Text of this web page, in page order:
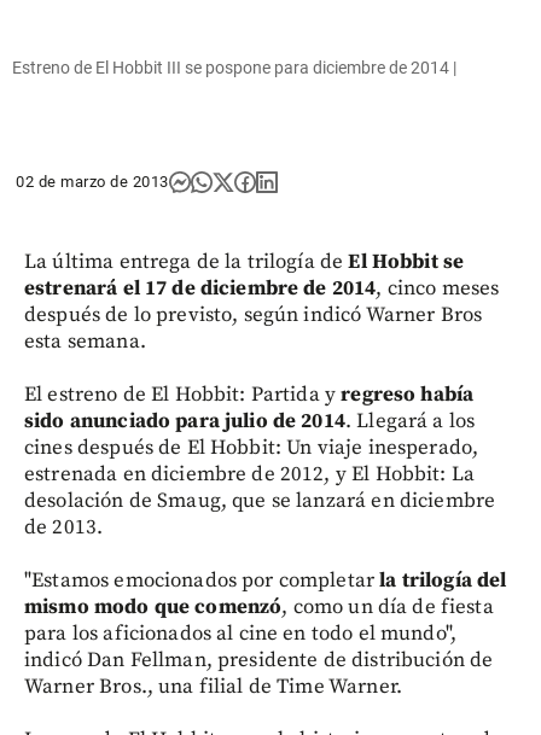
Estreno de El Hobbit III se pospone para diciembre de 2014 |
02 de marzo de 2013
La última entrega de la trilogía deEl Hobbit se
estrenará el 17 de diciembre de 2014, cinco meses
después de lo previsto, según indicó Warner Bros
esta semana.
El estreno de El Hobbit: Partida yregreso había
sido anunciado para julio de 2014. Llegará a los
cines después de El Hobbit: Un viaje inesperado,
estrenada en diciembre de 2012, y El Hobbit: La
desolación de Smaug, que se lanzará en diciembre
de 2013.
"Estamos emocionados por completarla trilogía del
mismo modo que comenzó, como un día de fiesta
para los aficionados al cine en todo el mundo",
indicó Dan Fellman, presidente de distribución de
Warner Bros., una filial de Time Warner.